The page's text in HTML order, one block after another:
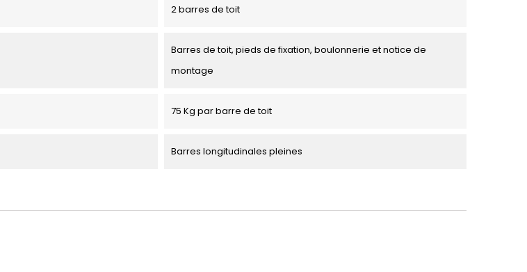
2 barres de toit
Barres de toit, pieds de fixation, boulonnerie et notice de
montage
75 Kg par barre de toit
Barres longitudinales pleines